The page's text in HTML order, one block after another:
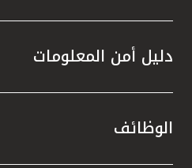
دليل أمن المعلومات
الوظائف